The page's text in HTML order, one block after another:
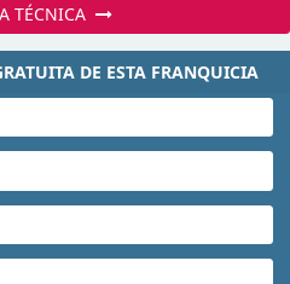
TÉCNICA
DE ESTA FRANQUICIA